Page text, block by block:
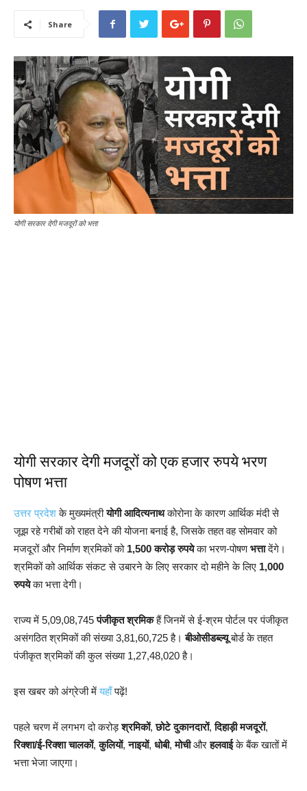
Share
योगी सरकार देगी मजदूरों को भत्ता
योगी सरकार देगी मजदूरों को एक हजार रुपये भरण
पोषण भत्ता
उत्तर प्रदेशके मुख्यमंत्रीयोगी आदित्यनाथकोरोना के कारण आर्थिक मंदी से
जूझ रहे गरीबों को राहत देने की योजना बनाई है, जिसके तहत वह सोमवार को
मजदूरों और निर्माण श्रमिकों को 1,500 करोड़ रुपयेका भरण-पोषणभत्तादेंगे।
श्रमिकों को आर्थिक संकट से उबारने के लिए सरकार दो महीने के लिए 1,000
रुपयेका भत्ता देगी।
राज्य में 5,09,08,745पंजीकृत श्रमिकहैं जिनमें से ई-श्रम पोर्टल पर पंजीकृत
असंगठित श्रमिकों की संख्या 3,81,60,725 है।बीओसीडब्ल्यूबोर्ड के तहत
पंजीकृत श्रमिकों की कुल संख्या 1,27,48,020 है।
इस खबर को अंग्रेजी मेंयहाँपढ़ें!
पहले चरण में लगभग दो करोड़श्रमिकों,छोटे दुकानदारों,दिहाड़ी मजदूरों,
रिक्शा/ई-रिक्शा चालकों,कुलियों,नाइयों, धोबी,मोचीऔरहलवाईके बैंक खातों में
भत्ता भेजा जाएगा।